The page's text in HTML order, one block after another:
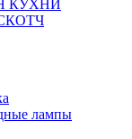
КУХНИ
лампы